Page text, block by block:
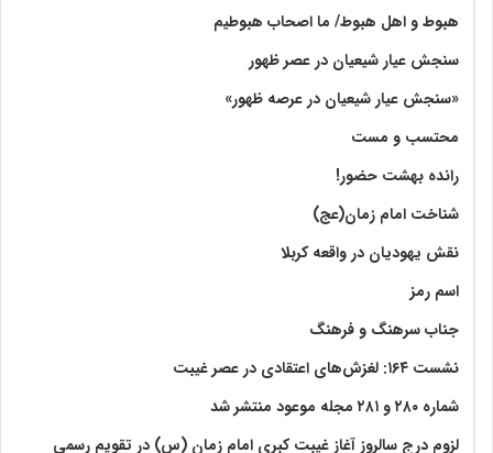
هبوط و اهل هبوط/ ما اصحاب هبوطیم
سنجش عیار شیعیان در عصر ظهور
«سنجش عیار شیعیان در عرصه ظهور»
محتسب و مست
رانده بهشت‌ حضور!
شناخت امام زمان(عج)
نقش یهودیان در واقعه کربلا
اسم رمز
جناب سرهنگ و فرهنگ
نشست ۱۶۴: لغزش‌های اعتقادی در عصر غیبت
شماره ۲۸۰ و ۲۸۱ مجله موعود منتشر شد
لزوم درج سالروز آغاز غیبت کبری امام زمان (س) در تقویم رسمی